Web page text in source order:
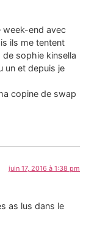
week-end avec
ils me tentent
de sophie kinsella
un et depuis je
copine de swap
juin 17, 2016 à 1:38 pm
as lus dans le